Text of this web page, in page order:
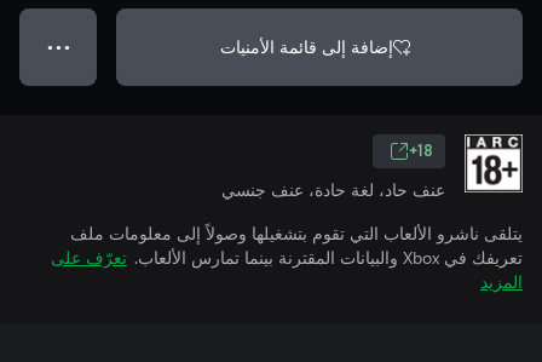
إضافة إلى قائمة الأمنيات ● ● ●
18+
عنف حاد، لغة حادة، عنف جنسي
يتلقى ناشرو الألعاب التي تقوم بتشغيلها وصولاً إلى معلومات ملف
تعريفك في Xbox والبيانات المقترنة بينما تمارس الألعاب.
تعرّف على
المزيد